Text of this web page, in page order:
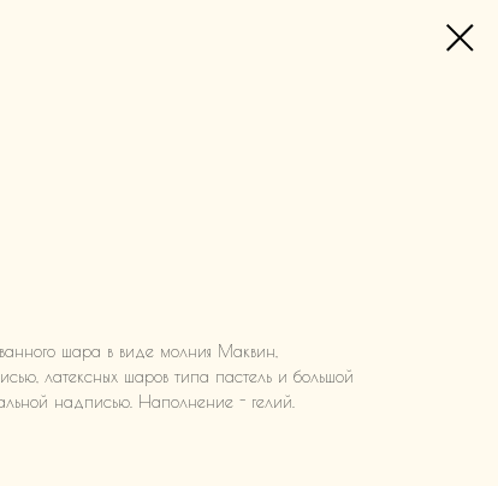
шара в виде молния Маквин,
латексных шаров типа пастель и большой
надписью. Наполнение - гелий.